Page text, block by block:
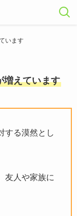
います
増えています
する漠然とし
友人や家族に